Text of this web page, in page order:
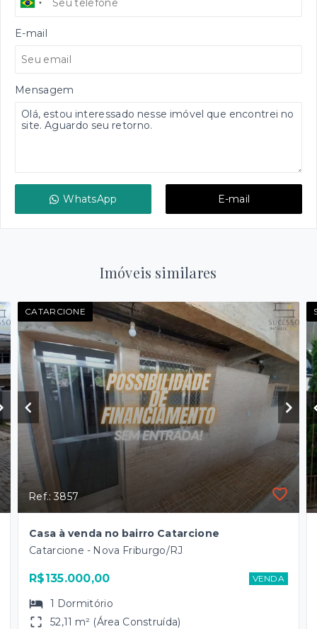
E-mail
Mensagem
WhatsApp E-mail
Imóveis similares
CATARCIONE
Ref.: 3857
Casa à venda no bairro Catarcione
Catarcione - Nova Friburgo/RJ
R$135.000,00 VENDA
1 Dormitório
52,11 m² (Área Construída)